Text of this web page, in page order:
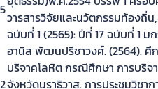
5วารสารวิจัยและนวัตกรรมท้องถิ่
ฉบับที่ 1 (2565): ปีที่ 17 ฉบับที่ 1
2
อานิส พัฒนปรีชาวงศ์. (2564).
บริจาคโลหิต กรณีศึกษา การบริจ
จังหวัดนราธิวาส. การประชุมวิชา